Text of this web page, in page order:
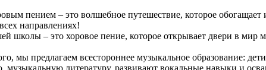
пением – это волшебное путешествие, которое обогащает
направлениях!
школы – это хоровое пение, которое открывает двери в мир
мы предлагаем всестороннее музыкальное образование:
музыкальную литературу, развивают вокальные навыки и